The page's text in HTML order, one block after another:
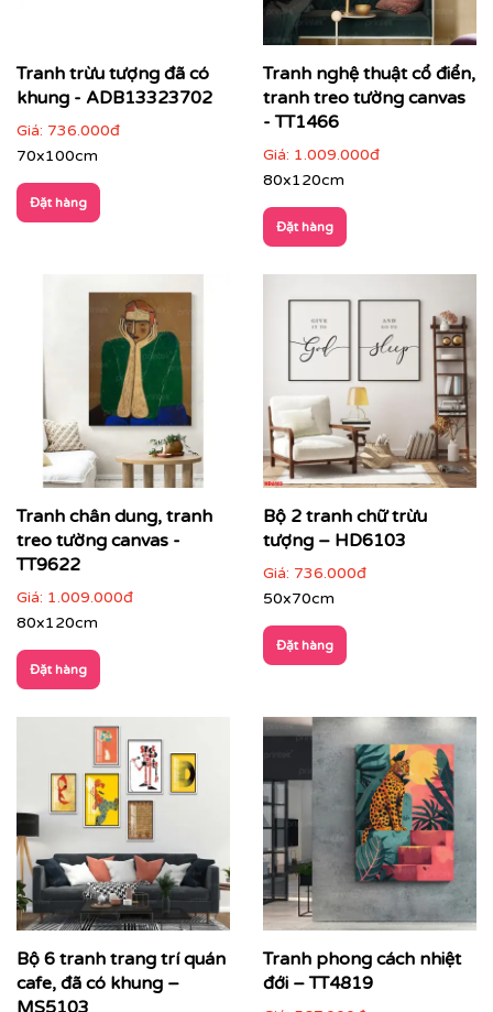
Nhà hàng, lounge, quầy bar, khách sạn
: tăng tính
nghệ thuật và nhận diện thương hiệu
Showroom, gallery, không gian trưng bày
chiều sâu và nhịp điệu không gian
Tranh trừu tượng đã có
khung - ADB13323702
Giá: 736.000đ
70x100cm
Đặt hàng
Tranh nghệ thuật cổ điển,
tranh treo tường canvas
- TT1466
Giá: 1.009.000đ
80x120cm
Đặt hàng
Tranh chân dung, tranh
treo tường canvas -
TT9622
Giá: 1.009.000đ
80x120cm
Đặt hàng
Bộ 2 tranh chữ trừu
tượng – HD6103
Giá: 736.000đ
50x70cm
Đặt hàng
Bộ 6 tranh trang trí quán
cafe, đã có khung –
MS5103
Tranh phong cách nhiệt
đới – TT4819